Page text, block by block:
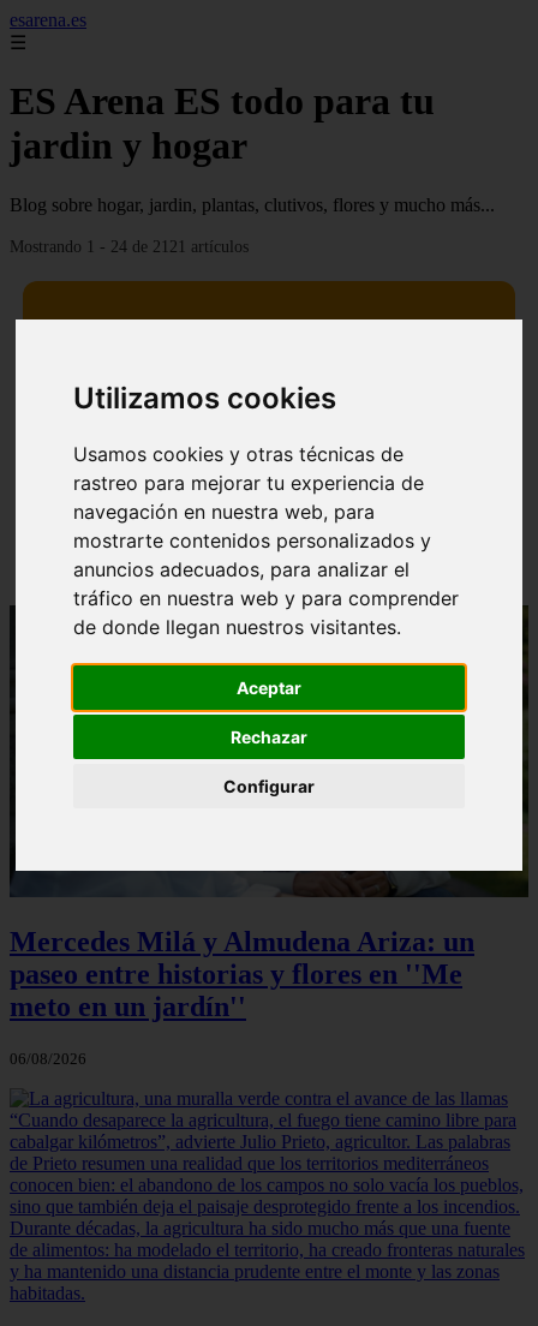
Utilizamos cookies
Usamos cookies y otras técnicas de
rastreo para mejorar tu experiencia de
navegación en nuestra web, para
mostrarte contenidos personalizados y
anuncios adecuados, para analizar el
tráfico en nuestra web y para comprender
de donde llegan nuestros visitantes.
Aceptar
Rechazar
Configurar
esarena.es
☰
ES Arena ES todo para tu
jardin y hogar
Blog sobre hogar, jardin, plantas, clutivos, flores y mucho más...
Mostrando 1 - 24 de 2121 artículos
defendible
Mercedes Milá y Almudena Ariza: un
paseo entre historias y flores en ''Me
meto en un jardín''
06/08/2026